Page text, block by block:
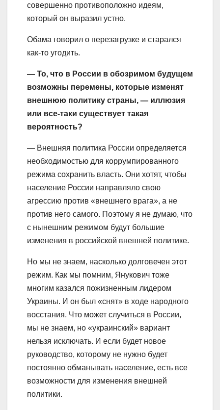
совершенно противоположно идеям,
который он выразил устно.
Обама говорил о перезагрузке и старался
как-то угодить.
— То, что в России в обозримом будущем
возможны перемены, которые изменят
внешнюю политику страны, — иллюзия
или все-таки существует такая
вероятность?
— Внешняя политика России определяется
необходимостью для коррумпированного
режима сохранить власть. Они хотят, чтобы
население России направляло свою
агрессию против «внешнего врага», а не
против него самого. Поэтому я не думаю, что
с нынешним режимом будут большие
изменения в российской внешней политике.
Но мы не знаем, насколько долговечен этот
режим. Как мы помним, Янукович тоже
многим казался пожизненным лидером
Украины. И он был «снят» в ходе народного
восстания. Что может случиться в России,
мы не знаем, но «украинский» вариант
нельзя исключать. И если будет новое
руководство, которому не нужно будет
постоянно обманывать население, есть все
возможности для изменения внешней
политики.